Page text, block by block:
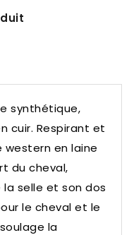
synthétique,
cuir. Respirant et
western en laine
du cheval,
selle et son dos
le cheval et le
la